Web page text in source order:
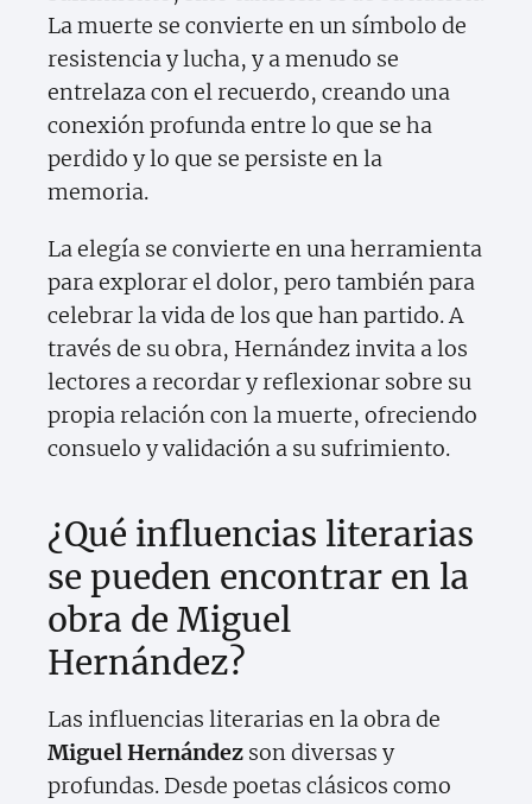
La muerte se convierte en un símbolo de
resistencia y lucha, y a menudo se
entrelaza con el recuerdo, creando una
conexión profunda entre lo que se ha
perdido y lo que se persiste en la
memoria.
La elegía se convierte en una herramienta
para explorar el dolor, pero también para
celebrar la vida de los que han partido. A
través de su obra, Hernández invita a los
lectores a recordar y reflexionar sobre su
propia relación con la muerte, ofreciendo
consuelo y validación a su sufrimiento.
¿Qué influencias literarias
se pueden encontrar en la
obra de Miguel
Hernández?
Las influencias literarias en la obra de
Miguel Hernández son diversas y
profundas. Desde poetas clásicos como